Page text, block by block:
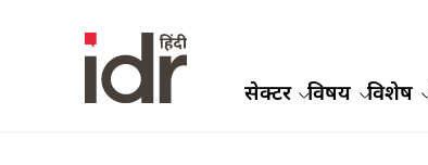
सेक्टर विषय विशेष